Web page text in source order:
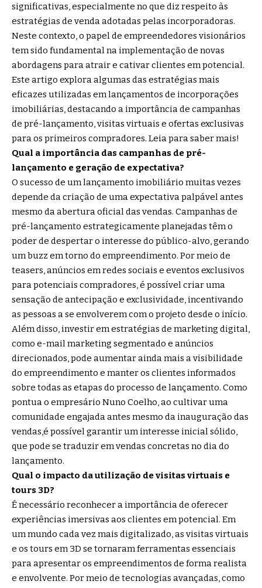
significativas, especialmente no que diz respeito às
estratégias de venda adotadas pelas incorporadoras.
Neste contexto, o papel de empreendedores visionários
tem sido fundamental na implementação de novas
abordagens para atrair e cativar clientes em potencial.
Este artigo explora algumas das estratégias mais
eficazes utilizadas em lançamentos de incorporações
imobiliárias, destacando a importância de campanhas
de pré-lançamento, visitas virtuais e ofertas exclusivas
para os primeiros compradores. Leia para saber mais!
Qual a importância das campanhas de pré-
lançamento e geração de expectativa?
O sucesso de um lançamento imobiliário muitas vezes
depende da criação de uma expectativa palpável antes
mesmo da abertura oficial das vendas. Campanhas de
pré-lançamento estrategicamente planejadas têm o
poder de despertar o interesse do público-alvo, gerando
um buzz em torno do empreendimento. Por meio de
teasers, anúncios em redes sociais e eventos exclusivos
para potenciais compradores, é possível criar uma
sensação de antecipação e exclusividade, incentivando
as pessoas a se envolverem com o projeto desde o início.
Além disso, investir em estratégias de marketing digital,
como e-mail marketing segmentado e anúncios
direcionados, pode aumentar ainda mais a visibilidade
do empreendimento e manter os clientes informados
sobre todas as etapas do processo de lançamento. Como
pontua o empresário Nuno Coelho, ao cultivar uma
comunidade engajada antes mesmo da inauguração das
vendas,é possível garantir um interesse inicial sólido,
que pode se traduzir em vendas concretas no dia do
lançamento.
Qual o impacto da utilização de visitas virtuais e
tours 3D?
É necessário reconhecer a importância de oferecer
experiências imersivas aos clientes em potencial. Em
um mundo cada vez mais digitalizado, as visitas virtuais
e os tours em 3D se tornaram ferramentas essenciais
para apresentar os empreendimentos de forma realista
e envolvente. Por meio de tecnologias avançadas, como